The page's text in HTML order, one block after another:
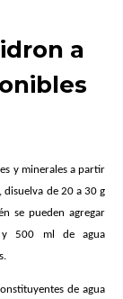
a
y minerales a partir
disuelva de 20 a 30 g
se pueden agregar
y 500 ml de agua
de agua